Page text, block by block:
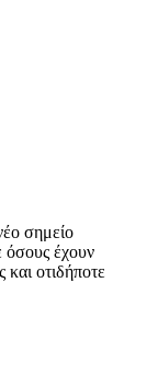
σημείο
όσους έχουν
οτιδήποτε